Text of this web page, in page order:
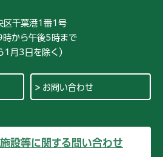
千葉港1番1号
時から午後5時まで
1月3日を除く）
お問い合わせ
設等に関する問い合わせ